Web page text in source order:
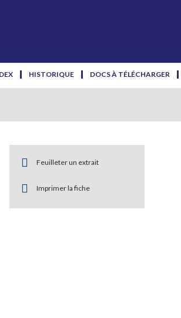
HISTORIQUE DOCS À TÉLÉCHARGER
Feuilleter un extrait
Imprimer la fiche